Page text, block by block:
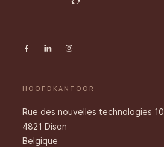
HOOFDKANTOOR
Rue des nouvelles technologies 10
4821 Dison
Belgique